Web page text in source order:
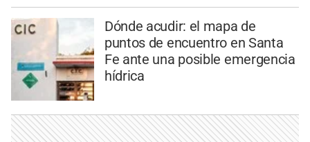
Dónde acudir: el mapa de
puntos de encuentro en Santa
Fe ante una posible emergencia
hídrica